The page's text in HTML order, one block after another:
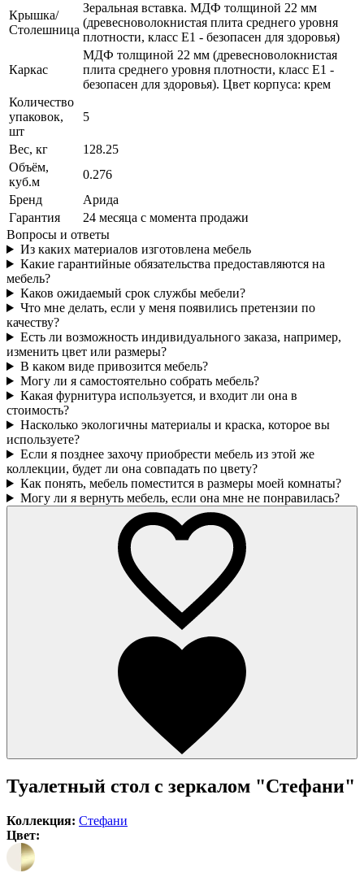
Крышка/
Столешница
Зеральная вставка. МДФ толщиной 22 мм
(древесноволокнистая плита среднего уровня
плотности, класс E1 - безопасен для здоровья)
Каркас
МДФ толщиной 22 мм (древесноволокнистая
плита среднего уровня плотности, класс E1 -
безопасен для здоровья). Цвет корпуса: крем
Количество
упаковок,
шт
5
Вес, кг
128.25
Объём,
куб.м
0.276
Бренд
Арида
Гарантия
24 месяца с момента продажи
Вопросы и ответы
Из каких материалов изготовлена мебель
Какие гарантийные обязательства предоставляются на
мебель?
Каков ожидаемый срок службы мебели?
Что мне делать, если у меня появились претензии по
качеству?
Есть ли возможность индивидуального заказа, например,
изменить цвет или размеры?
В каком виде привозится мебель?
Могу ли я самостоятельно собрать мебель?
Какая фурнитура используется, и входит ли она в
стоимость?
Насколько экологичны материалы и краска, которое вы
используете?
Если я позднее захочу приобрести мебель из этой же
коллекции, будет ли она совпадать по цвету?
Как понять, мебель поместится в размеры моей комнаты?
Могу ли я вернуть мебель, если она мне не понравилась?
Туалетный стол с зеркалом "Стефани"
Коллекция: Стефани
Цвет: